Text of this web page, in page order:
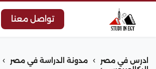
تواصل معنا
ادرس في مصر › مدونة الدراسة في مصر ›